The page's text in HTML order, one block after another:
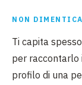
NON
Ti capita
per raccontarlo
profilo di una